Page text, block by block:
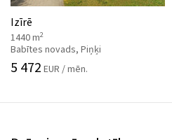
Izīrē
1440 m2
Babītes novads, Piņķi
5 472 EUR / mēn.